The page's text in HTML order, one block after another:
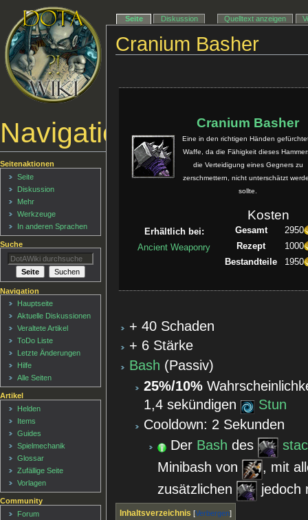
Cranium Basher
Cranium Basher
Eine in den richtigen Händen
Waffe, da die Fähigkeit dieses
die Verteidigung eines Gegners zu
zerschmettern, nicht unterschätzt
sollte.
Erhältlich bei:
Ancient Weaponry
Kosten
Gesamt
2950
Rezept
1000
Bestandteile
1950
+ 40 Schaden
+ 6 Stärke
Bash (Passiv)
25%/10%
1,4 sekündigen
Stun
Cooldown: 2 Sekunden
Der Bash des
Minibash von
, mit
zusätzlichen
jedoch
Inhaltsverzeichnis
Navigationsmenü
Seite Diskussion Quelltext anzeigen
Seitenaktionen
Seite
Diskussion
Mehr
Werkzeuge
In anderen Sprachen
Suche
Navigation
Hauptseite
Aktuelle Diskussionen
Veraltete Artikel
ToDo Liste
Letzte Änderungen
Hilfe
Alle Seiten
Artikel
Helden
Items
Guides
Spielmechanik
Glossar
Zufällige Seite
Vorlagen
Community
Forum